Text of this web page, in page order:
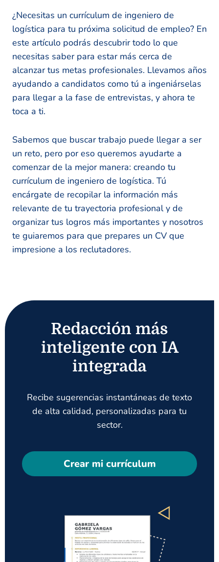
¿Necesitas un currículum de ingeniero de
logística para tu próxima solicitud de empleo? En
este artículo podrás descubrir todo lo que
necesitas saber para estar más cerca de
alcanzar tus metas profesionales. Llevamos años
ayudando a candidatos como tú a ingeniárselas
para llegar a la fase de entrevistas, y ahora te
toca a ti.
Sabemos que buscar trabajo puede llegar a ser
un reto, pero por eso queremos ayudarte a
comenzar de la mejor manera: creando tu
currículum de ingeniero de logística. Tú
encárgate de recopilar la información más
relevante de tu trayectoria profesional y de
organizar tus logros más importantes y nosotros
te guiaremos para que prepares un CV que
impresione a los reclutadores.
Redacción más
inteligente con IA
integrada
Recibe sugerencias instantáneas de texto
de alta calidad, personalizadas para tu
sector.
Crear mi currículum